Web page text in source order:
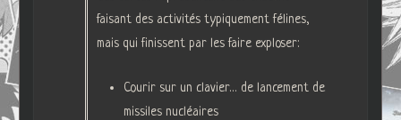
faisant des activités typiquement félines,
mais qui finissent par les faire exploser:
Courir sur un clavier… de lancement de
missiles nucléaires